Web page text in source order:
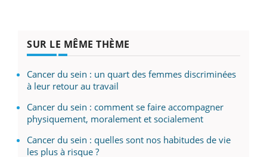
SUR LE MÊME THÈME
Cancer du sein : un quart des femmes discriminées
à leur retour au travail
Cancer du sein : comment se faire accompagner
physiquement, moralement et socialement
Cancer du sein : quelles sont nos habitudes de vie
les plus à risque ?